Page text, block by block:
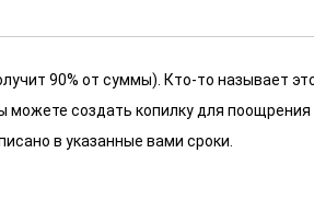
90% от суммы). Кто-то называет
можете создать копилку для поощрения
в указанные вами сроки.